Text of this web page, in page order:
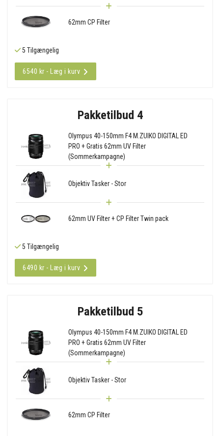
62mm CP Filter
5 Tilgængelig
6540 kr - Læg i kurv
Pakketilbud 4
Olympus 40-150mm F4 M.ZUIKO DIGITAL ED
PRO + Gratis 62mm UV Filter
(Sommerkampagne)
Objektiv Tasker - Stor
62mm UV Filter + CP Filter Twin pack
5 Tilgængelig
6490 kr - Læg i kurv
Pakketilbud 5
Olympus 40-150mm F4 M.ZUIKO DIGITAL ED
PRO + Gratis 62mm UV Filter
(Sommerkampagne)
Objektiv Tasker - Stor
62mm CP Filter